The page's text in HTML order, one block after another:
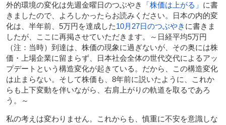
外的環境の変化は先週金曜日のつぶやき 「株価は上がる」 に書
きましたので、よろしかったらお読みください。日本の内的変
化は、半年前、5万円を達成した10月27日のつぶやき に書きま
したが、ここに再掲させていただきます。～日経平均5万円
（注：当時）到達は、株価の現象に過ぎないが、その奥には株
価・上場企業に留まらず、日本社会全体の世代交代によるアッ
プデートという構造変化が起きている。だから、この構造変化
は止まらない。そして株価も、8年前に説いたように、これか
らも上下変動を伴いながら、右肩上がりの軌道を取るであろ
う。～
私の考えは変わりません。これからも、慎重に不安を意識しな